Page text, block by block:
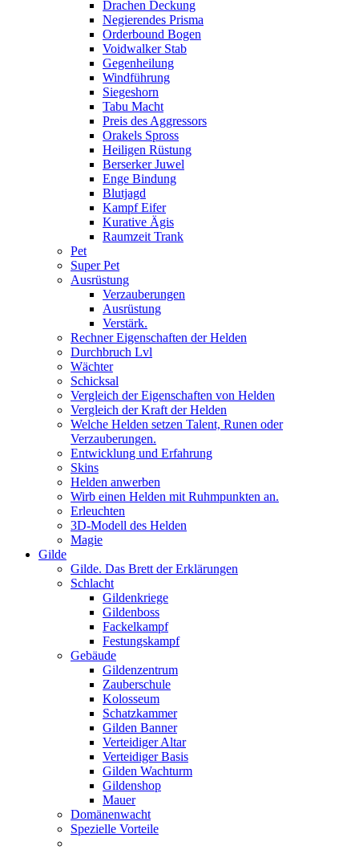
Drachen Deckung
Negierendes Prisma
Orderbound Bogen
Voidwalker Stab
Gegenheilung
Windführung
Siegeshorn
Tabu Macht
Preis des Aggressors
Orakels Spross
Heiligen Rüstung
Berserker Juwel
Enge Bindung
Blutjagd
Kampf Eifer
Kurative Ägis
Raumzeit Trank
Pet
Super Pet
Ausrüstung
Verzauberungen
Ausrüstung
Verstärk.
Rechner Eigenschaften der Helden
Durchbruch Lvl
Wächter
Schicksal
Vergleich der Eigenschaften von Helden
Vergleich der Kraft der Helden
Welche Helden setzen Talent, Runen oder
Verzauberungen.
Entwicklung und Erfahrung
Skins
Helden anwerben
Wirb einen Helden mit Ruhmpunkten an.
Erleuchten
3D-Modell des Helden
Magie
Gilde
Gilde. Das Brett der Erklärungen
Schlacht
Gildenkriege
Gildenboss
Fackelkampf
Festungskampf
Gebäude
Gildenzentrum
Zauberschule
Kolosseum
Schatzkammer
Gilden Banner
Verteidiger Altar
Verteidiger Basis
Gilden Wachturm
Gildenshop
Mauer
Domänenwacht
Spezielle Vorteile